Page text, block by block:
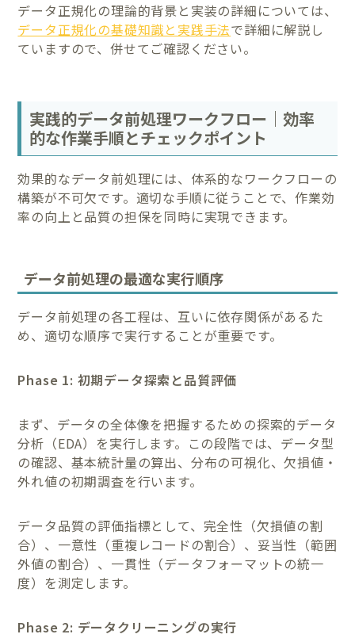
データ正規化の理論的背景と実装の詳細については、
データ正規化の基礎知識と実践手法で詳細に解説し
ていますので、併せてご確認ください。
実践的データ前処理ワークフロー｜効率
的な作業手順とチェックポイント
効果的なデータ前処理には、体系的なワークフローの
構築が不可欠です。適切な手順に従うことで、作業効
率の向上と品質の担保を同時に実現できます。
データ前処理の最適な実行順序
データ前処理の各工程は、互いに依存関係があるた
め、適切な順序で実行することが重要です。
Phase 1: 初期データ探索と品質評価
まず、データの全体像を把握するための探索的データ
分析（EDA）を実行します。この段階では、データ型
の確認、基本統計量の算出、分布の可視化、欠損値・
外れ値の初期調査を行います。
データ品質の評価指標として、完全性（欠損値の割
合）、一意性（重複レコードの割合）、妥当性（範囲
外値の割合）、一貫性（データフォーマットの統一
度）を測定します。
Phase 2: データクリーニングの実行